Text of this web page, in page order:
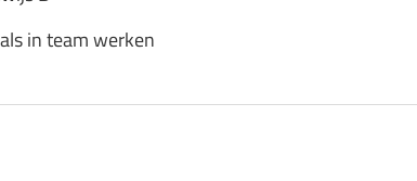
in team werken